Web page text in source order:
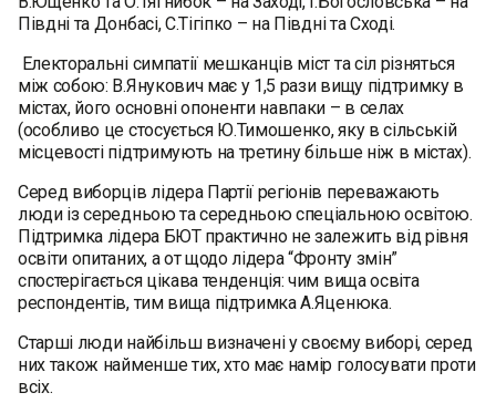
Півдні та Донбасі, С.Тігіпко – на Півдні та Сході.
Електоральні симпатії мешканців міст та сіл різняться
між собою: В.Янукович має у 1,5 рази вищу підтримку в
містах, його основні опоненти навпаки – в селах
(особливо це стосується Ю.Тимошенко, яку в сільській
місцевості підтримують на третину більше ніж в містах).
Серед виборців лідера Партії регіонів переважають
люди із середньою та середньою спеціальною освітою.
Підтримка лідера БЮТ практично не залежить від рівня
освіти опитаних, а от щодо лідера “Фронту змін”
спостерігається цікава тенденція: чим вища освіта
респондентів, тим вища підтримка А.Яценюка.
Старші люди найбільш визначені у своєму виборі, серед
них також найменше тих, хто має намір голосувати проти
всіх.